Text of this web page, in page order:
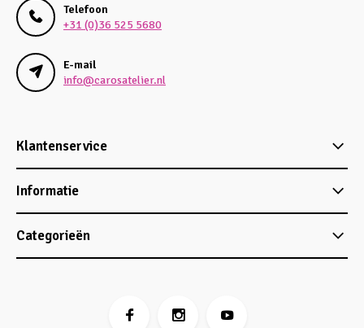
Telefoon
+31 (0)36 525 5680
E-mail
info@carosatelier.nl
Klantenservice
Informatie
Categorieën